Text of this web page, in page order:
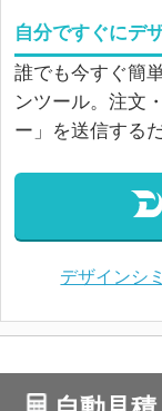
自分ですぐにデ
誰でも今すぐ簡
ンツール。注文
ー」を送信する
デザインシ